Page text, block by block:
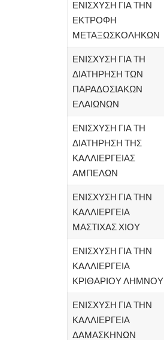
ΕΝΙΣΧΥΣΗ ΓΙΑ ΤΗΝ
ΕΚΤΡΟΦΗ
ΜΕΤΑΞΩΣΚΟΛΗΚΩΝ
ΕΝΙΣΧΥΣΗ ΓΙΑ ΤΗ
ΔΙΑΤΗΡΗΣΗ ΤΩΝ
ΠΑΡΑΔΟΣΙΑΚΩΝ
ΕΛΑΙΩΝΩΝ
ΕΝΙΣΧΥΣΗ ΓΙΑ ΤΗ
ΔΙΑΤΗΡΗΣΗ ΤΗΣ
ΚΑΛΛΙΕΡΓΕΙΑΣ
ΑΜΠΕΛΩΝ
ΕΝΙΣΧΥΣΗ ΓΙΑ ΤΗΝ
ΚΑΛΛΙΕΡΓΕΙΑ
ΜΑΣΤΙΧΑΣ ΧΙΟΥ
ΕΝΙΣΧΥΣΗ ΓΙΑ ΤΗΝ
ΚΑΛΛΙΕΡΓΕΙΑ
ΚΡΙΘΑΡΙΟΥ ΛΗΜΝΟΥ
ΕΝΙΣΧΥΣΗ ΓΙΑ ΤΗΝ
ΚΑΛΛΙΕΡΓΕΙΑ
ΔΑΜΑΣΚΗΝΩΝ